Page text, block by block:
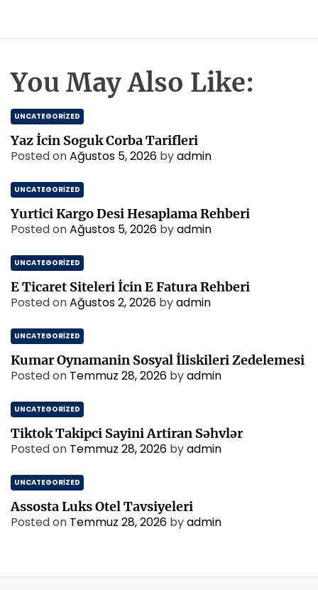
You May Also Like:
UNCATEGORIZED
Yaz İcin Soguk Corba Tarifleri
Posted onAğustos 5, 2026 byadmin
UNCATEGORIZED
Yurtici Kargo Desi Hesaplama Rehberi
Posted onAğustos 5, 2026 byadmin
UNCATEGORIZED
E Ticaret Siteleri İcin E Fatura Rehberi
Posted onAğustos 2, 2026 byadmin
UNCATEGORIZED
Kumar Oynamanin Sosyal İliskileri Zedelemesi
Posted on Temmuz 28, 2026 byadmin
UNCATEGORIZED
Tiktok Takipci Sayini Artiran Səhvlər
Posted on Temmuz 28, 2026 byadmin
UNCATEGORIZED
Assosta Luks Otel Tavsiyeleri
Posted on Temmuz 28, 2026 byadmin